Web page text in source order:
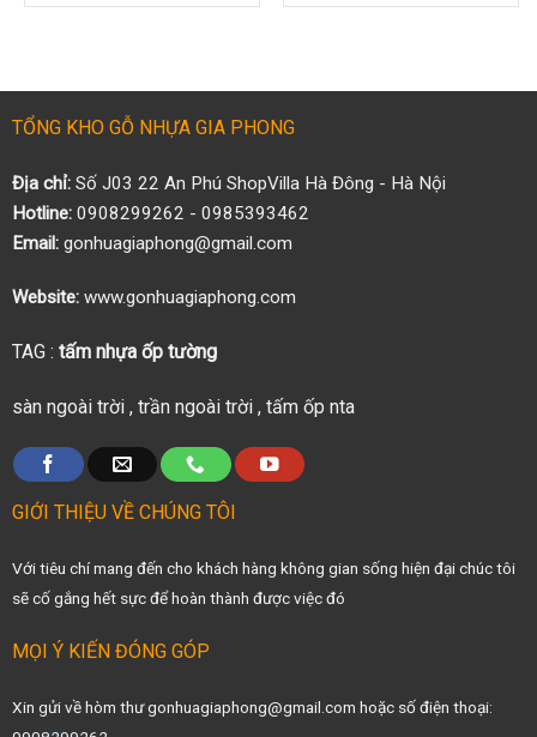
TỔNG KHO GỖ NHỰA GIA PHONG
Địa chỉ:Số J03 22 An Phú ShopVilla Hà Đông - Hà Nội
Hotline:0908299262 - 0985393462
Email:gonhuagiaphong@gmail.com
Website:www.gonhuagiaphong.com
TAG : tấm nhựa ốp tường
sàn ngoài trời, trần ngoài trời, tấm ốp nta
GIỚI THIỆU VỀ CHÚNG TÔI
Với tiêu chí mang đến cho khách hàng không gian sống hiện đại chúc tôi
sẽ cố gắng hết sực để hoàn thành được việc đó
MỌI Ý KIẾN ĐÓNG GÓP
Xin gửi về hòm thư gonhuagiaphong@gmail.com hoặc số điện thoại: